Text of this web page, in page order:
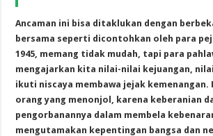
Ancaman ini bisa ditaklukan dengan
bersama seperti dicontohkan oleh para
1945, memang tidak mudah, tapi para
mengajarkan kita nilai-nilai kejuangan,
ikuti niscaya membawa jejak kemenangan.
orang yang menonjol, karena keberanian
pengorbanannya dalam membela
mengutamakan kepentingan bangsa dan